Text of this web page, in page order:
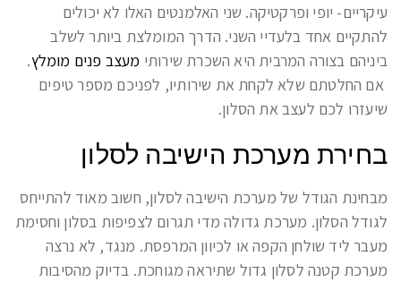
עיקריים- יופי ופרקטיקה. שני האלמנטים האלו לא יכולים
להתקיים אחד בלעדיי השני. הדרך המומלצת ביותר לשלב
ביניהם בצורה המרבית היא השכרת שירותי מעצב פנים מומלץ.
אם החלטתם שלא לקחת את שירותיו, לפניכם מספר טיפים
שיעזרו לכם לעצב את הסלון.
בחירת מערכת הישיבה לסלון
מבחינת הגודל של מערכת הישיבה לסלון, חשוב מאוד להתייחס
לגודל הסלון. מערכת גדולה מדי תגרום לצפיפות בסלון וחסימת
מעבר ליד שולחן הקפה או לכיוון המרפסת. מנגד, לא נרצה
מערכת קטנה לסלון גדול שתיראה מגוחכת. בדיוק מהסיבות